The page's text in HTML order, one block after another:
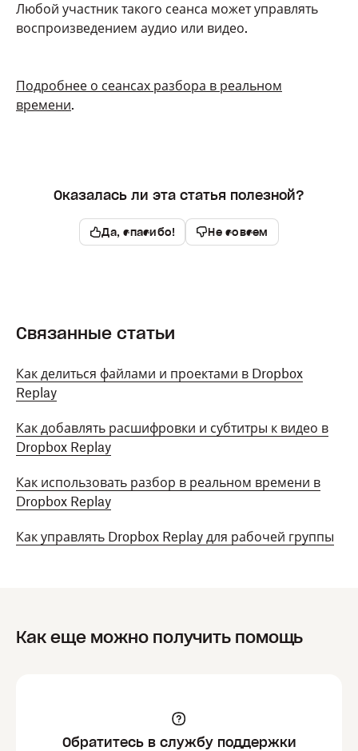
Любой участник такого сеанса может управлять
воспроизведением аудио или видео.
Подробнее о сеансах разбора в реальном
времени.
Оказалась ли эта статья полезной?
Да, спасибо! Не совсем
Связанные статьи
Как делиться файлами и проектами в Dropbox
Replay
Как добавлять расшифровки и субтитры к видео в
Dropbox Replay
Как использовать разбор в реальном времени в
Dropbox Replay
Как управлять Dropbox Replay для рабочей группы
Как еще можно получить помощь
Обратитесь в службу поддержки